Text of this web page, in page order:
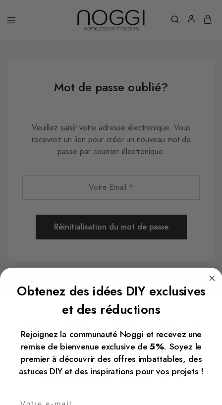
Mot de passe oublié?
Veuillez saisir votre adresse électronique. Vous
recevrez un lien pour créer un nouveau mot de
passe par courrier électronique.
Réinitialisation du mot de passe
Obtenez des idées DIY exclusives
et des réductions
Rejoignez la communauté Noggi et recevez une
remise de bienvenue exclusive de 5%. Soyez le
premier à découvrir des offres imbattables, des
astuces DIY et des inspirations pour vos projets !